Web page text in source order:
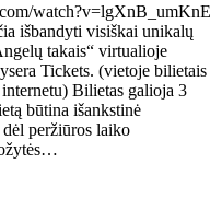
watch?v=lgXnB_umKnE
išbandyti visiškai unikalų
takais“ virtualioje
Tickets. (vietoje bilietais
Bilietas galioja 3
būtina išankstinė
peržiūros laiko